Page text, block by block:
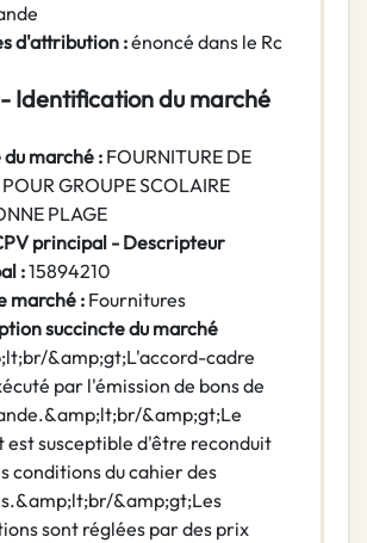
d'attribution :énoncé dans le Rc
Identification du marché
marché : FOURNITURE DE
POUR GROUPE SCOLAIRE
PLAGE
principal - Descripteur
:15894210
marché :Fournitures
succincte du marché
&amp;gt;L'accord-cadre
par l'émission de bons de
&amp;gt;Le
est susceptible d'être reconduit
conditions du cahier des
&amp;gt;Les
sont réglées par des prix